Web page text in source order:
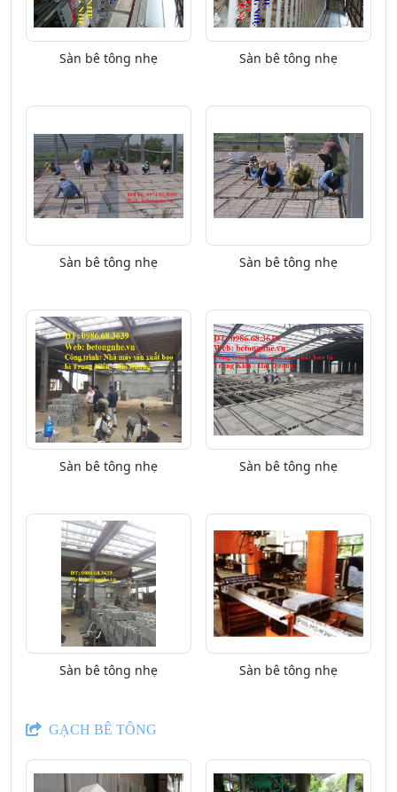
Sàn bê tông nhẹ Sàn bê tông nhẹ
Sàn bê tông nhẹ Sàn bê tông nhẹ
Sàn bê tông nhẹ Sàn bê tông nhẹ
Sàn bê tông nhẹ Sàn bê tông nhẹ
GẠCH BÊ TÔNG